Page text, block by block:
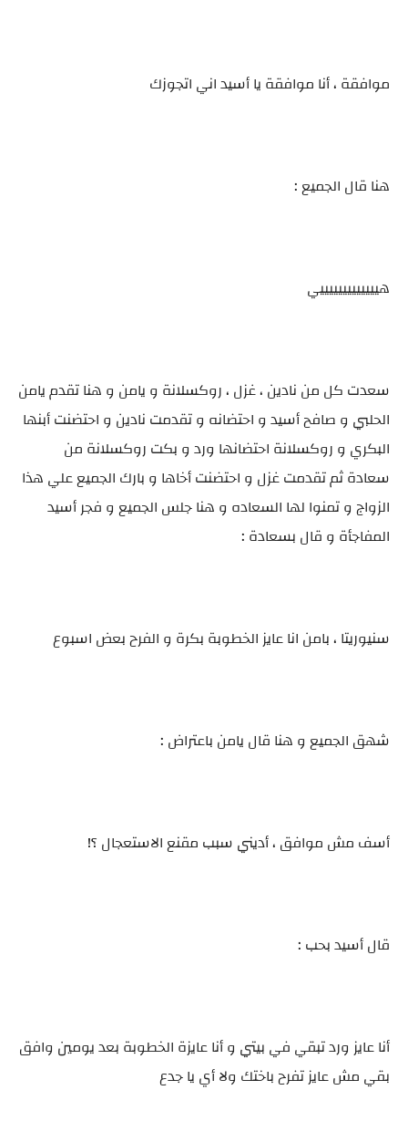
موافقة ، أنا موافقة يا أسيد اني اتجوزك
هنا قال الجميع :
هيييييييييييييي
سعدت كل من نادين ، غزل ، روكسلانة و يامن و هنا تقدم يامن
الحلبي و صافح أسيد و احتضانه و تقدمت نادين و احتضنت أبنها
البكري و روكسلانة احتضانها ورد و بكت روكسلانة من
سعادة ثم تقدمت غزل و احتضنت أخاها و بارك الجميع علي هذا
الزواج و تمنوا لها السعاده و هنا جلس الجميع و فجر أسيد
المفاجأة و قال بسعادة :
سنيوريتا ، بامن انا عايز الخطوبة بكرة و الفرح بعض اسبوع
شهق الجميع و هنا قال يامن باعتراض :
أسف مش موافق ، أديني سبب مقنع الاستعجال ؟!
قال أسيد بحب :
أنا عايز ورد تبقي في بيتي و أنا عايزة الخطوبة بعد يومين وافق
بقي مش عايز تفرح باختك ولا أي يا جدع